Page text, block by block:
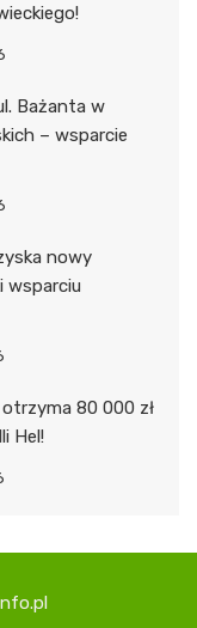
Bażanta w
– wsparcie
nowy
wsparciu
80 000 zł
Hel!